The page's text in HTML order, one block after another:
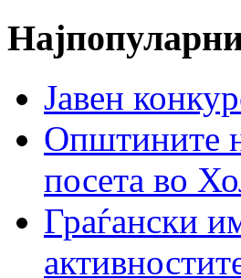
Јавен
Општините
посета во
Граѓански